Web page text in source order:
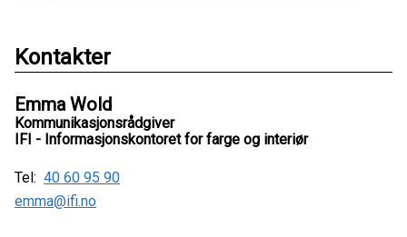
Kontakter
Emma Wold
Kommunikasjonsrådgiver
IFI - Informasjonskontoret for farge og interiør
Tel: 40 60 95 90
emma@ifi.no